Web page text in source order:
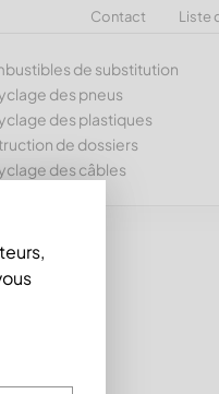
Contact Liste
de substitution
des pneus
des plastiques
de dossiers
des câbles